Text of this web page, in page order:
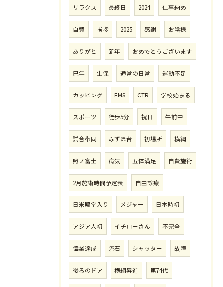
リラクス 最終日 2024 仕事納め
自費 挨拶 2025 感謝 お陰様
ありがと 新年 おめでとうございます
巳年 生保 通常の日常 運動不足
カッピング EMS CTR 学校始まる
スポーツ 徒歩5分 祝日 午前中
試合帯同 みずほ台 初場所 横綱
照ノ富士 病気 五体満足 自費施術
2月施術時間予定表 自由診療
日米殿堂入り メジャー 日本時初
アジア人初 イチローさん 不完全
偉業達成 流石 シャッター 故障
後ろのドア 横綱昇進 第74代